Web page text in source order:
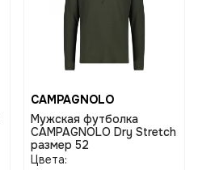
CAMPAGNOLO
Мужская футболка
CAMPAGNOLO Dry Stretch
размер 52
Цвета: